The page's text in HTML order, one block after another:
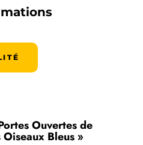
Ouvertes de
Oiseaux Bleus »